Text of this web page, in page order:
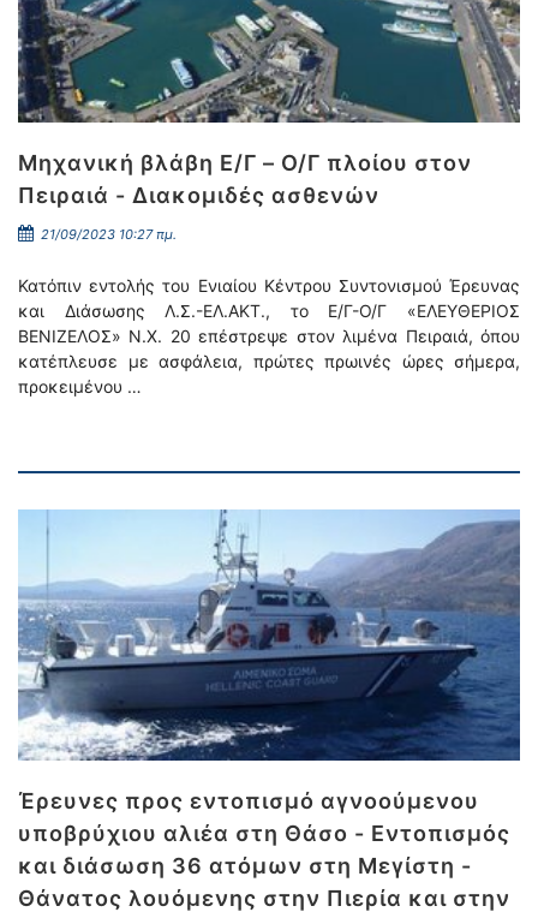
Μηχανική βλάβη Ε/Γ – Ο/Γ πλοίου στον
Πειραιά - Διακομιδές ασθενών
21/09/2023 10:27 πμ.
Κατόπιν εντολής του Ενιαίου Κέντρου Συντονισμού Έρευνας
και Διάσωσης Λ.Σ.-ΕΛ.ΑΚΤ., το Ε/Γ-Ο/Γ «ΕΛΕΥΘΕΡΙΟΣ
ΒΕΝΙΖΕΛΟΣ» Ν.Χ. 20 επέστρεψε στον λιμένα Πειραιά, όπου
κατέπλευσε με ασφάλεια, πρώτες πρωινές ώρες σήμερα,
προκειμένου …
Έρευνες προς εντοπισμό αγνοούμενου
υποβρύχιου αλιέα στη Θάσο - Εντοπισμός
και διάσωση 36 ατόμων στη Μεγίστη -
Θάνατος λουόμενης στην Πιερία και στην